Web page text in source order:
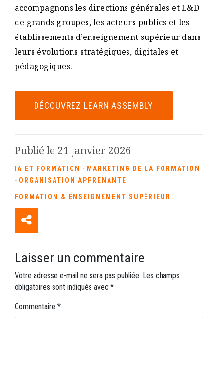
accompagnons les directions générales et L&D
de grands groupes, les acteurs publics et les
établissements d’enseignement supérieur dans
leurs évolutions stratégiques, digitales et
pédagogiques.
DÉCOUVREZ LEARN ASSEMBLY
Publié le 21 janvier 2026
IA ET FORMATION - MARKETING DE LA FORMATION
- ORGANISATION APPRENANTE
FORMATION & ENSEIGNEMENT SUPÉRIEUR
Laisser un commentaire
Votre adresse e-mail ne sera pas publiée. Les champs
obligatoires sont indiqués avec *
Commentaire *